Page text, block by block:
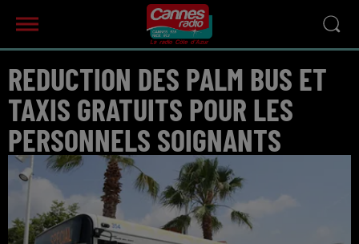
REDUCTION DES PALM BUS ET
TAXIS GRATUITS POUR LES
PERSONNELS SOIGNANTS